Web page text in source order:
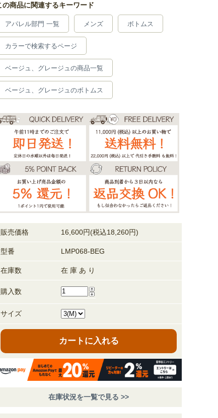
の商品に関連するキーワード
アパレル部門 一覧 メンズ ボトムス
カラーで検索するページ
ベージュ、グレージュの商品一覧
ベージュ、グレージュのボトムス
販売価格 16,600円(税込18,260円)
型番 LMP068-BEG
在庫数 在 庫 あ り
購入数
サイズ
カートに入れる
在庫状況を一覧で見る >>